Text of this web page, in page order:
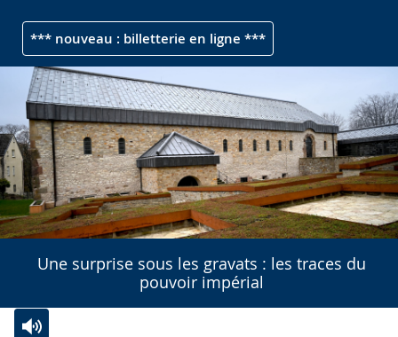
*** nouveau : billetterie en ligne ***
Une surprise sous les gravats : les traces du
pouvoir impérial